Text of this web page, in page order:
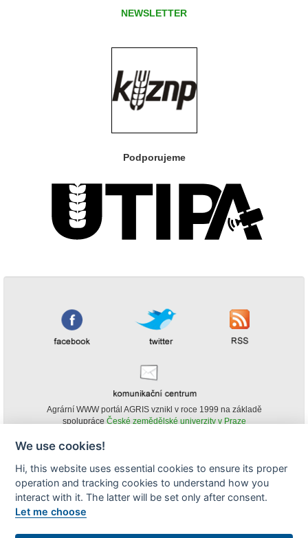
NEWSLETTER
Podporujeme
Agrární WWW portál AGRIS vznikl v roce 1999 na základě
spolupráce České zemědělské univerzity v Praze
obsahu agrárního WWW portálu AGRIS je možné
(pokud není uvedeno jinak) pouze za podmínky uvedení zdroje v podobě
www.agris.cz a data publikace v AGRISu.
We use cookies!
Hi, this website uses essential cookies to ensure its proper
operation and tracking cookies to understand how you
interact with it. The latter will be set only after consent.
Let me choose